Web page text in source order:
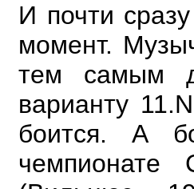
И почти
момент.
тем самым
варианту
боится. А